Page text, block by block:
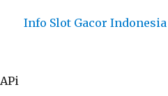
Info Slot Gacor Indonesia
APi